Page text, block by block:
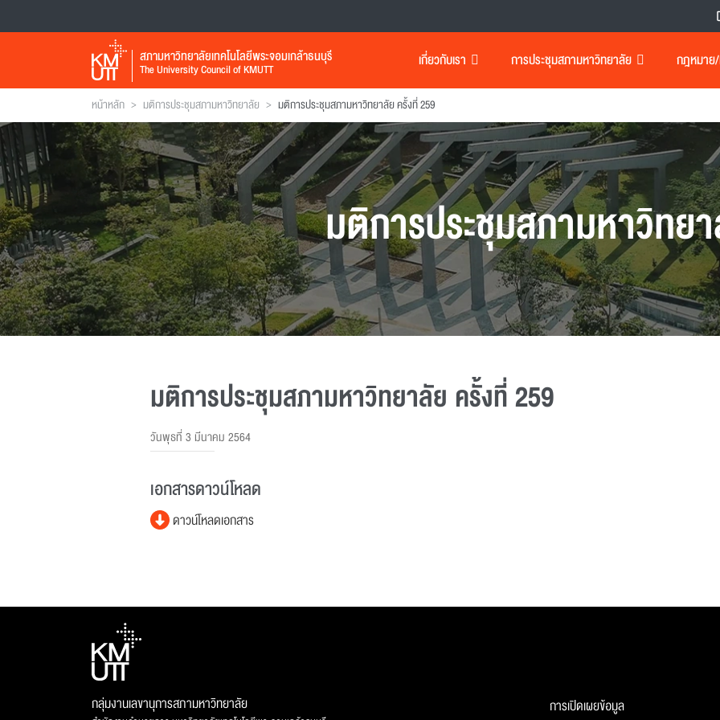
สภามหาวิทยาลัยเทคโนโลยีพระจอมเกล้าธนบุรี
The University Council of KMUTT เกี่ยวกับเรา การประชุมสภามหาวิทยาลัย กฎหมาย/
หน้าหลัก > มติการประชุมสภามหาวิทยาลัย > มติการประชุมสภามหาวิทยาลัย ครั้งที่ 259
มติการประชุมสภามหาวิทย
มติการประชุมสภามหาวิทยาลัย ครั้งที่ 259
วันพุธที่ 3 มีนาคม 2564
เอกสารดาวน์โหลด
ดาวน์โหลดเอกสาร
กลุ่มงานเลขานุการสภามหาวิทยาลัย การเปิดเผยข้อมูล